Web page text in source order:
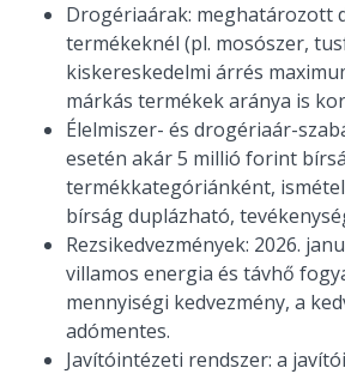
Drogériaárak: meghatározott
termékeknél (pl. mosószer,
kiskereskedelmi árrés
márkás termékek aránya is
Élelmiszer- és drogériaár-
esetén akár 5 millió forint
termékkategóriánként,
bírság duplázható,
Rezsikedvezmények: 2026.
villamos energia és távhő
mennyiségi kedvezmény, a
adómentes.
Javítóintézeti rendszer: a